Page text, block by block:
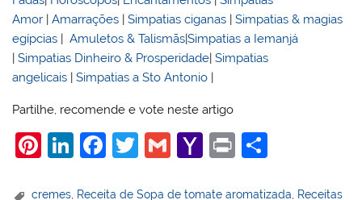
Amor |Amarrações |Simpatias ciganas |Simpatias & magias
egípcias |Amuletos & Talismãs|Simpatias a Iemanjá
|Simpatias Dinheiro & Prosperidade |Simpatias
angelicais |Simpatias a Sto Antonio
Partilhe, recomende e vote neste artigo
Pi
Li
F
T
G
Y
Pr
cremes Receita de Sopa de tomate aromatizada
Receitas